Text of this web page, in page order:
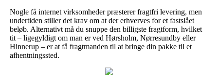
Nogle få internet virksomheder præsterer fragtfri levering, men
undertiden stiller det krav om at der erhverves for et fastslået
beløb. Alternativt må du snuppe den billigste fragtform, hvilket
tit – ligegyldigt om man er ved Hørsholm, Nørresundby eller
Hinnerup – er at få fragtmanden til at bringe din pakke til et
afhentningssted.